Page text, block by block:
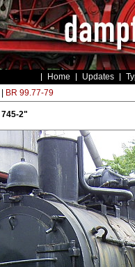
Home Updates
BR 99.77-79
2"